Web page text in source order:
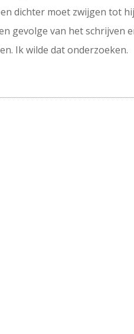
dichter moet zwijgen tot
gevolge van het schrijven
Ik wilde dat onderzoeken.